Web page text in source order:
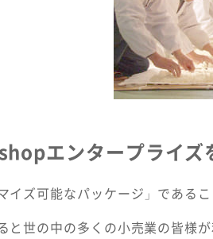
エンタープライズ
イズ可能なパッケージ」であるこ
と世の中の多くの小売業の皆様